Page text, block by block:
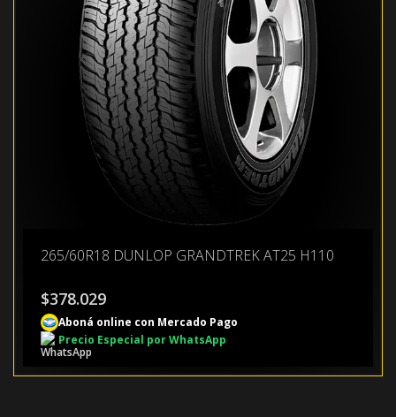
265/60R18 DUNLOP GRANDTREK AT25 H110
$378.029
Aboná online con Mercado Pago
Precio Especial por WhatsApp